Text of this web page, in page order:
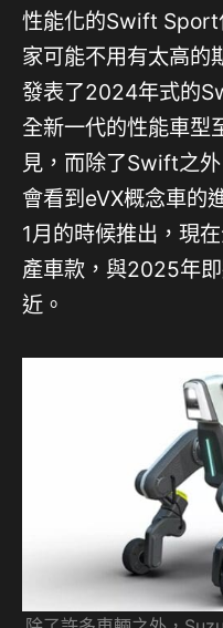
性能化的Swift Sport
家可能不用有太高的
發表了2024年式的
全新一代的性能車型
見，而除了Swift之
會看到eVX概念車的
1月的時候推出，現
產車款，與2025年
近。